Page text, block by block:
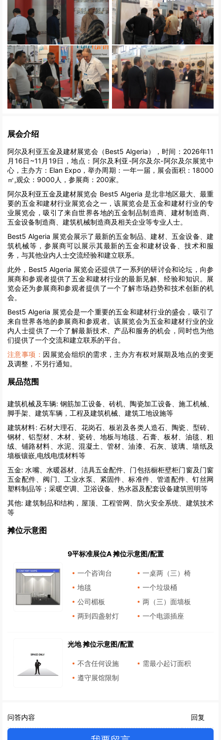
展会介绍
阿尔及利亚五金及建材展览会（Best5 Algeria），时间：2026年11
月16日~11月19日，地点：阿尔及利亚-阿尔及尔-阿尔及尔展览中
心，主办方：Elan Expo，举办周期：一年一届，展会面积：18000
㎡,观众：9000人，参展商：200家。
阿尔及利亚五金及建材展览会 Best5 Algeria 是北非地区最大、最重
要的五金和建材行业展览会之一，该展览会是五金和建材行业的专
业展览会，吸引了来自世界各地的五金制品制造商、建材制造商、
五金设备制造商、建筑机械制造商及相关企业等专业人士。
Best5 Algeria 展览会展示了最新的五金制品、建材、五金设备、建
筑机械等，参展商可以展示其最新的五金和建材设备、技术和服
务，与其他业内人士交流经验和建立联系。
此外，Best5 Algeria 展览会还提供了一系列的研讨会和论坛，向参
展商和参观者提供了五金和建材行业的最新见解、经验和知识。展
览会还为参展商和参观者提供了一个了解市场趋势和技术创新的机
会。
Best5 Algeria 展览会是一个重要的五金和建材行业的盛会，吸引了
来自世界各地的参展商和参观者。该展览会为五金和建材行业的业
内人士提供了一个了解最新技术、产品和服务的机会，同时也为他
们提供了一个交流和建立联系的平台。
注意事项： 因展览会组织的需求，主办方有权对展期及地点的变更
及调整，不另行通知。
展品范围
建筑机械及车辆: 钢筋加工设备、砖机、陶瓷加工设备、施工机械、
脚手架、建筑车辆，工程及建筑机械、建筑工地设施等
建筑材料: 石材大理石、花岗石、板岩及各类人造石、陶瓷、型砖、
钢材、铝型材、木材、瓷砖、地板与地毯、石膏、板材、油毯、粗
绒、铺路材料、水泥、混凝土、管材、油漆、石灰、玻璃、墙纸及
墙板镶嵌,电线电缆材料等
五金: 水嘴、水暖器材、洁具五金配件、门包括橱柜壁柜门窗及门窗
五金配件、阀门、工业水泵、紧固件、标准件、管道配件、钉丝网
塑料制品等；采暖空调、卫浴设备、热水器及配套设备建筑照明等
其他: 建筑制品和结构，屋顶、工程管网、防火安全系统、建筑技术
等
摊位示意图
9平标准展位A 摊位示意图/配置
一个咨询台
一桌两（三）椅
地毯
一个垃圾桶
公司楣板
两（三）面墙板
两到四盏射灯
一个电源插座
光地 摊位示意图/配置
不含任何设施
需最小起订面积
遵守展馆限制
问答内容 回复